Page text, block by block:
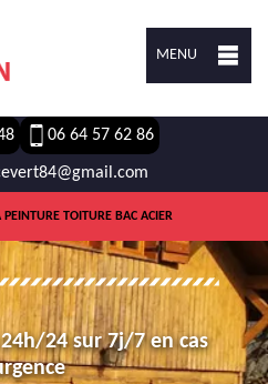
MENU
06 64 57 62 86
PEINTURE TOITURE BAC ACIER
24 sur 7j/7 en cas